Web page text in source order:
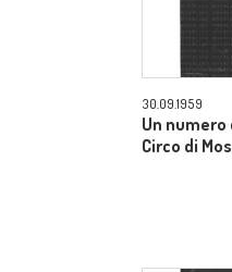
30.09.1959
Un numero
Circo di